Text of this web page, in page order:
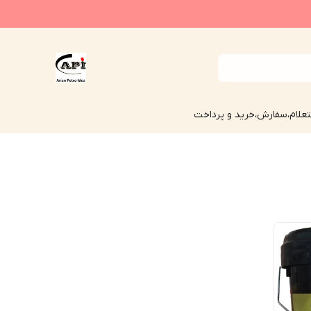
و پرداخت